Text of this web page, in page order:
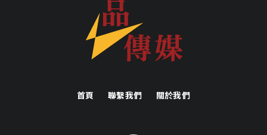
首頁 聯繫我們 關於我們